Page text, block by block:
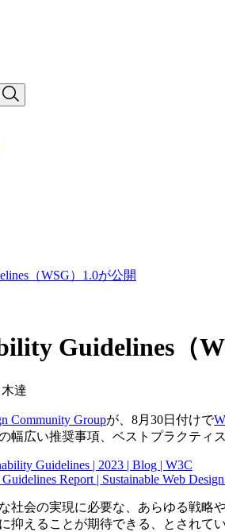
（WSG）1.0が公開
Guidelines（
達
Community Groupが、8月30日付けで
幅広い推奨事項、ベストプラクティ
Guidelines | 2023 | Blog | W3C
Report | Sustainable Web
社会の実現に必要な、あらゆる戦略
抑えることが期待できる、とされてい